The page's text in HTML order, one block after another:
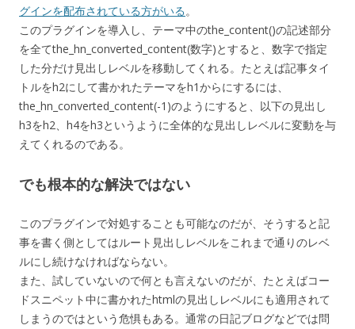
グインを配布されている方がいる。
このプラグインを導入し、テーマ中のthe_content()の記述部分
を全てthe_hn_converted_content(数字)とすると、数字で指定
した分だけ見出しレベルを移動してくれる。たとえば記事タイ
トルをh2にして書かれたテーマをh1からにするには、
the_hn_converted_content(-1)のようにすると、以下の見出し
h3をh2、h4をh3というように全体的な見出しレベルに変動を与
えてくれるのである。
でも根本的な解決ではない
このプラグインで対処することも可能なのだが、そうすると記
事を書く側としてはルート見出しレベルをこれまで通りのレベ
ルにし続けなければならない。
また、試していないので何とも言えないのだが、たとえばコー
ドスニペット中に書かれたhtmlの見出しレベルにも適用されて
しまうのではという危惧もある。通常の日記ブログなどでは問